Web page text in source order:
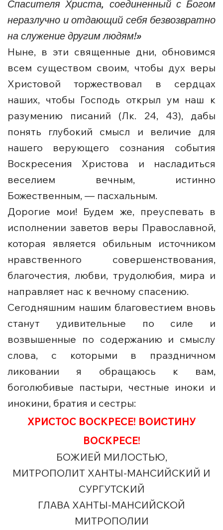
Спасителя Христа, соединенный с Богом
неразлучно и отдающий себя безвозвратно
на служение другим людям!»
Ныне, в эти священные дни, обновимся
всем существом своим, чтобы дух веры
Христовой торжествовал в сердцах
наших, чтобы Господь открыл ум наш к
разумению писаний (Лк. 24, 43), дабы
понять глубокий смысл и величие для
нашего верующего сознания события
Воскресения Христова и насладиться
веселием вечным, истинно
Божественным, — пасхальным.
Дорогие мои! Будем же, преуспевать в
исполнении заветов веры Православной,
которая является обильным источником
нравственного совершенствования,
благочестия, любви, трудолюбия, мира и
направляет нас к вечному спасению.
Сегодняшним нашим благовестием вновь
станут удивительные по силе и
возвышенные по содержанию и смыслу
слова, с которыми в праздничном
ликовании я обращаюсь к вам,
боголюбивые пастыри, честные иноки и
инокини, братия и сестры:
ХРИСТОС ВОСКРЕСЕ! ВОИСТИНУ
ВОСКРЕСЕ!
БОЖИЕЙ МИЛОСТЬЮ,
МИТРОПОЛИТ ХАНТЫ-МАНСИЙСКИЙ И
СУРГУТСКИЙ
ГЛАВА ХАНТЫ-МАНСИЙСКОЙ
МИТРОПОЛИИ